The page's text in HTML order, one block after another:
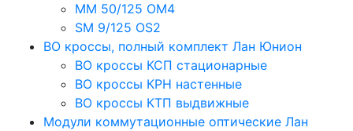
MM 50/125 OM4
SM 9/125 OS2
ВО кроссы, полный комплект Лан Юнион
ВО кроссы КСП стационарные
ВО кроссы КРН настенные
ВО кроссы КТП выдвижные
Модули коммутационные оптические Лан